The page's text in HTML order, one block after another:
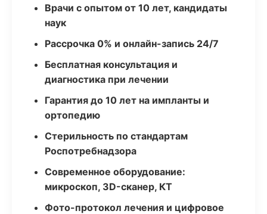
Врачи с опытом от 10 лет, кандидаты
наук
Рассрочка 0% и онлайн-запись 24/7
Бесплатная консультация и
диагностика при лечении
Гарантия до 10 лет на импланты и
ортопедию
Стерильность по стандартам
Роспотребнадзора
Современное оборудование:
микроскоп, 3D-сканер, КТ
Фото-протокол лечения и цифровое